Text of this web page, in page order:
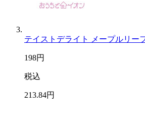
テイストデライト メープルリー
198円
税込
213.84円